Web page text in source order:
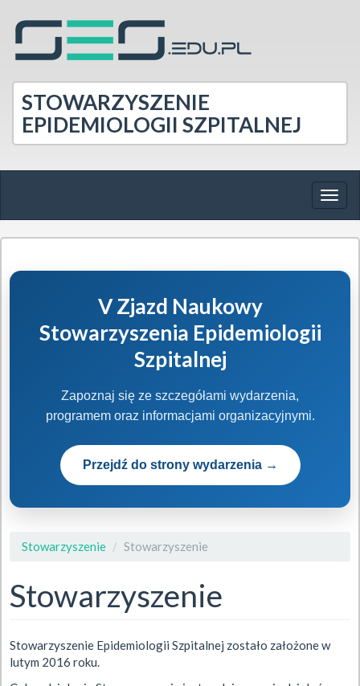
treści
STOWARZYSZENIE
EPIDEMIOLOGII SZPITALNEJ
V Zjazd Naukowy
Stowarzyszenia Epidemiologii
Szpitalnej
Zapoznaj się ze szczegółami wydarzenia,
programem oraz informacjami organizacyjnymi.
Przejdź do strony wydarzenia →
Stowarzyszenie Stowarzyszenie
Stowarzyszenie
Stowarzyszenie Epidemiologii Szpitalnej zostało założone w
lutym 2016 roku.